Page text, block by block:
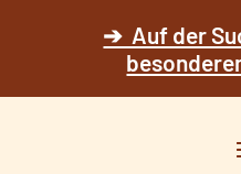
➔ Auf der